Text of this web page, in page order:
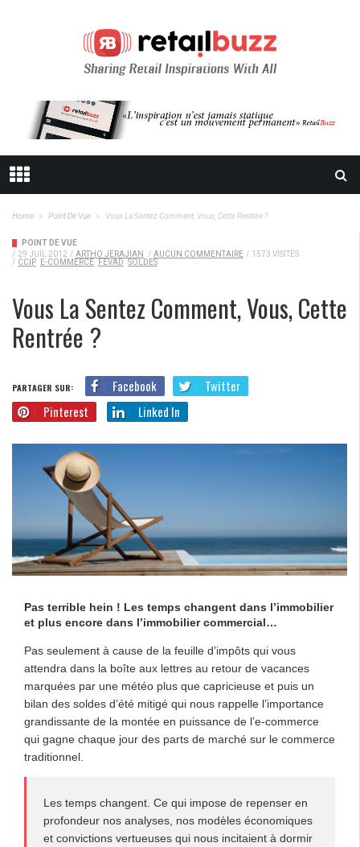
Home Point De Vue Vous La Sentez Comment, Vous, Cette Rentrée ?
POINT DE VUE
/ 29 JUIL 2012 / ARTHO JERAJIAN / AUCUN COMMENTAIRE / 1573 VISITES
/ CCIP E-COMMERCE FEVAD SOLDES
Vous La Sentez Comment, Vous, Cette
Rentrée ?
PARTAGER SUR: Facebook
Twitter
Pinterest
Linked In
Pas terrible hein ! Les temps changent dans l’immobilier
et plus encore dans l’immobilier commercial…
Pas seulement à cause de la feuille d’impôts qui vous
attendra dans la boîte aux lettres au retour de vacances
marquées par une météo plus que capricieuse et puis un
bilan des soldes d’été mitigé qui nous rappelle l’importance
grandissante de la montée en puissance de l’e-commerce
qui gagne chaque jour des parts de marché sur le commerce
traditionnel.
Les temps changent. Ce qui impose de repenser en
profondeur nos analyses, nos modèles économiques
et convictions vertueuses qui nous incitaient à dormir